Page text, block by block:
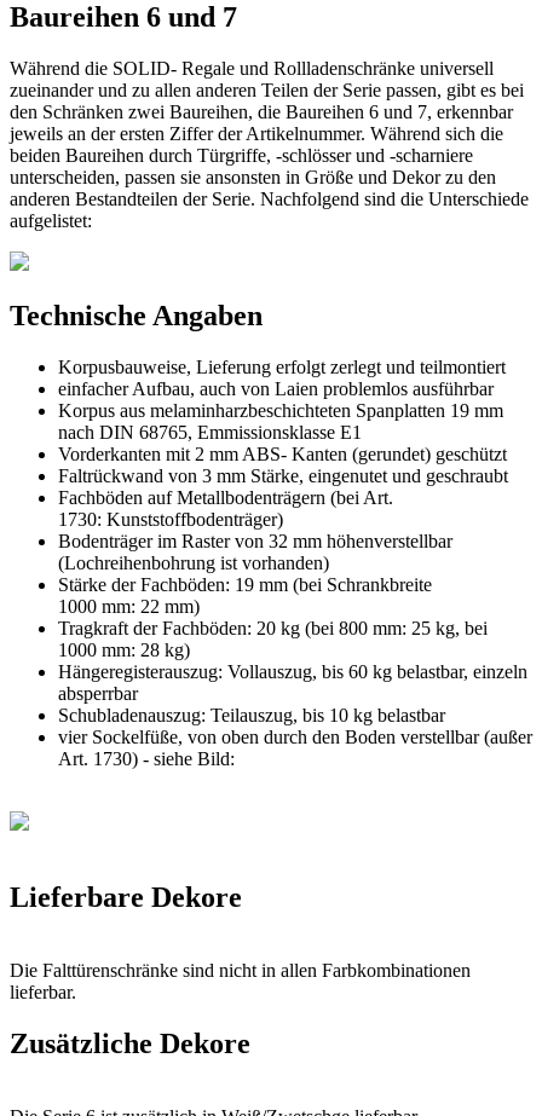
Baureihen 6 und 7
Während die SOLID- Regale und Rollladenschränke universell
zueinander und zu allen anderen Teilen der Serie passen, gibt es bei
den Schränken zwei Baureihen, die Baureihen 6 und 7, erkennbar
jeweils an der ersten Ziffer der Artikelnummer. Während sich die
beiden Baureihen durch Türgriffe, -schlösser und -scharniere
unterscheiden, passen sie ansonsten in Größe und Dekor zu den
anderen Bestandteilen der Serie. Nachfolgend sind die Unterschiede
aufgelistet:
Technische Angaben
Korpusbauweise, Lieferung erfolgt zerlegt und teilmontiert
einfacher Aufbau, auch von Laien problemlos ausführbar
Korpus aus melaminharzbeschichteten Spanplatten 19 mm
nach DIN 68765, Emmissionsklasse E1
Vorderkanten mit 2 mm ABS- Kanten (gerundet) geschützt
Faltrückwand von 3 mm Stärke, eingenutet und geschraubt
Fachböden auf Metallbodenträgern (bei Art.
1730: Kunststoffbodenträger)
Bodenträger im Raster von 32 mm höhenverstellbar
(Lochreihenbohrung ist vorhanden)
Stärke der Fachböden: 19 mm (bei Schrankbreite
1000 mm: 22 mm)
Tragkraft der Fachböden: 20 kg (bei 800 mm: 25 kg, bei
1000 mm: 28 kg)
Hängeregisterauszug: Vollauszug, bis 60 kg belastbar, einzeln
absperrbar
Schubladenauszug: Teilauszug, bis 10 kg belastbar
vier Sockelfüße, von oben durch den Boden verstellbar (außer
Art. 1730) - siehe Bild:
Lieferbare Dekore
Die Falttürenschränke sind nicht in allen Farbkombinationen
lieferbar.
Zusätzliche Dekore